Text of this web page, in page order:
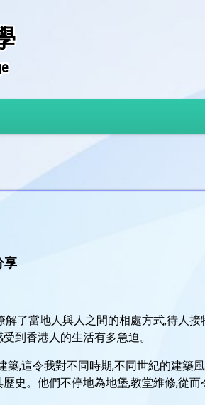
享
了當地人與人之間的相處方式,待人接
到香港人的生活有多急迫。
,這令我對不同時期,不同世紀的建築
史。他們不停地為地堡,教堂維修,從而